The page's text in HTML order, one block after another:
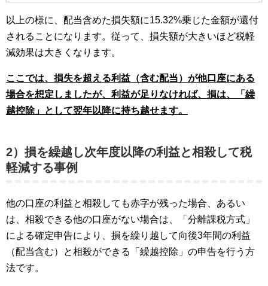
以上の様に、配当含めた損失額に15.32%乗じた金額が還付
されることになります。従って、損失額が大きいほど税軽
減効果は大きくなります。
ここでは、損失を超える利益（含む配当）が他口座にある
場合を想定しましたが、利益が足りなければ、損は、「繰
越控除」として翌年以降に持ち越せます。
2） 損を繰越し次年度以降の利益と相殺して税
軽減する事例
他の口座の利益と相殺しても赤字が残った場合、あるい
は、相殺できる他の口座がない場合は、「分離課税方式」
による確定申告により、損を繰り越して向後3年間の利益
（配当含む）と相殺ができる「繰越控除」の申告を行う方
法です。